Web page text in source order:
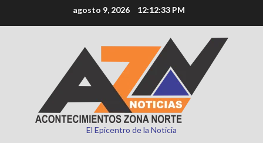
al
agosto 9, 2026 12:12:34 PM
El Epicentro de la Noticia